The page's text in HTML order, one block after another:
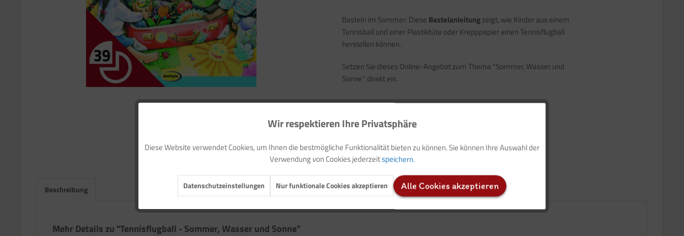
Basteln im Sommer: Diese Bastelanleitungzeigt, wie Kinder aus einem
Tennisball und einer Plastiktüte oder Krepppapier einen Tennisflugball
herstellen können.
Setzen Sie dieses Online-Angebot zum Thema "Sommer, Wasser und
Sonne" direkt ein.
Auf Ihren Merkzettel setzen
Beschreibung
Mehr Details zu "Tennisflugball - Sommer, Wasser und Sonne"
Inaktiv
Wir respektieren Ihre Privatsphäre
Diese Website verwendet Cookies, um Ihnen die bestmögliche Funktionalität bieten zu können. Sie können Ihre Auswahl der
Verwendung von Cookies jederzeitspeichern.
Datenschutzeinstellungen Nur funktionale Cookies akzeptieren Alle Cookies akzeptieren